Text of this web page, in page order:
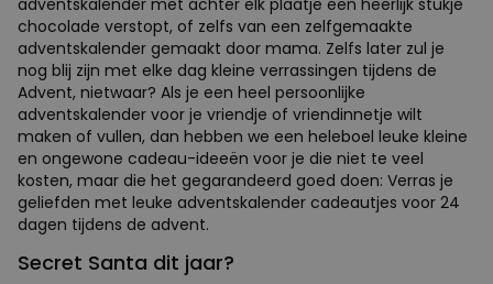
adventskalender met achter elk plaatje een heerlijk stukje
chocolade verstopt, of zelfs van een zelfgemaakte
adventskalender gemaakt door mama. Zelfs later zul je
nog blij zijn met elke dag kleine verrassingen tijdens de
Advent, nietwaar? Als je een heel persoonlijke
adventskalender voor je vriendje of vriendinnetje wilt
maken of vullen, dan hebben we een heleboel leuke kleine
en ongewone cadeau-ideeën voor je die niet te veel
kosten, maar die het gegarandeerd goed doen: Verras je
geliefden met leuke adventskalender cadeautjes voor 24
dagen tijdens de advent.
Secret Santa dit jaar?